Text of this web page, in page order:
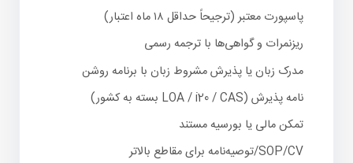
پاسپورت معتبر (ترجیحاً حداقل ۱۸ ماه اعتبار)
ریزنمرات و گواهی‌ها با ترجمه رسمی
مدرک زبان یا پذیرش مشروط زبان با برنامه روشن
نامه پذیرش (LOA / i20 / CAS بسته به کشور)
تمکن مالی یا بورسیه مستند
SOP/CV/توصیه‌نامه برای مقاطع بالاتر